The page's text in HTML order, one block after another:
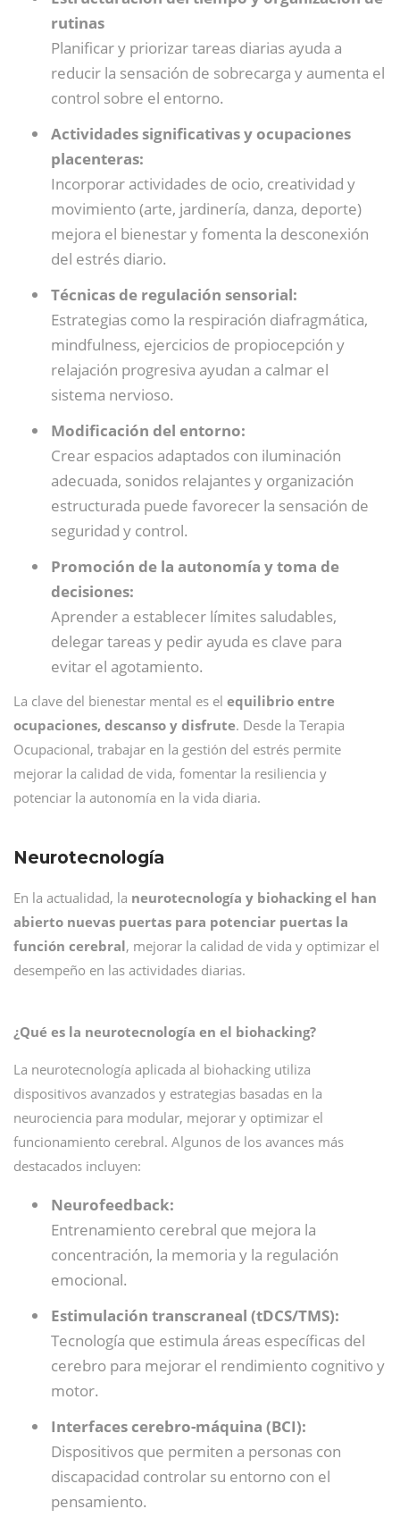
rutinas
Planificar y priorizar tareas diarias ayuda a
reducir la sensación de sobrecarga y aumenta el
control sobre el entorno.
Actividades significativas y ocupaciones
placenteras:
Incorporar actividades de ocio, creatividad y
movimiento (arte, jardinería, danza, deporte)
mejora el bienestar y fomenta la desconexión
del estrés diario.
Técnicas de regulación sensorial:
Estrategias como la respiración diafragmática,
mindfulness, ejercicios de propiocepción y
relajación progresiva ayudan a calmar el
sistema nervioso.
Modificación del entorno:
Crear espacios adaptados con iluminación
adecuada, sonidos relajantes y organización
estructurada puede favorecer la sensación de
seguridad y control.
Promoción de la autonomía y toma de
decisiones:
Aprender a establecer límites saludables,
delegar tareas y pedir ayuda es clave para
evitar el agotamiento.
La clave del bienestar mental es el equilibrio entre
ocupaciones, descanso y disfrute. Desde la Terapia
Ocupacional, trabajar en la gestión del estrés permite
mejorar la calidad de vida, fomentar la resiliencia y
potenciar la autonomía en la vida diaria.
Neurotecnología
En la actualidad, la neurotecnología y biohacking el han
abierto nuevas puertas para potenciar puertas la
función cerebral, mejorar la calidad de vida y optimizar el
desempeño en las actividades diarias.
¿Qué es la neurotecnología en el biohacking?
La neurotecnología aplicada al biohacking utiliza
dispositivos avanzados y estrategias basadas en la
neurociencia para modular, mejorar y optimizar el
funcionamiento cerebral. Algunos de los avances más
destacados incluyen:
Neurofeedback:
Entrenamiento cerebral que mejora la
concentración, la memoria y la regulación
emocional.
Estimulación transcraneal (tDCS/TMS):
Tecnología que estimula áreas específicas del
cerebro para mejorar el rendimiento cognitivo y
motor.
Interfaces cerebro-máquina (BCI):
Dispositivos que permiten a personas con
discapacidad controlar su entorno con el
pensamiento.